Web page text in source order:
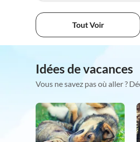
Tout Voir
Idées de vacances
Vous ne savez pas où aller ?